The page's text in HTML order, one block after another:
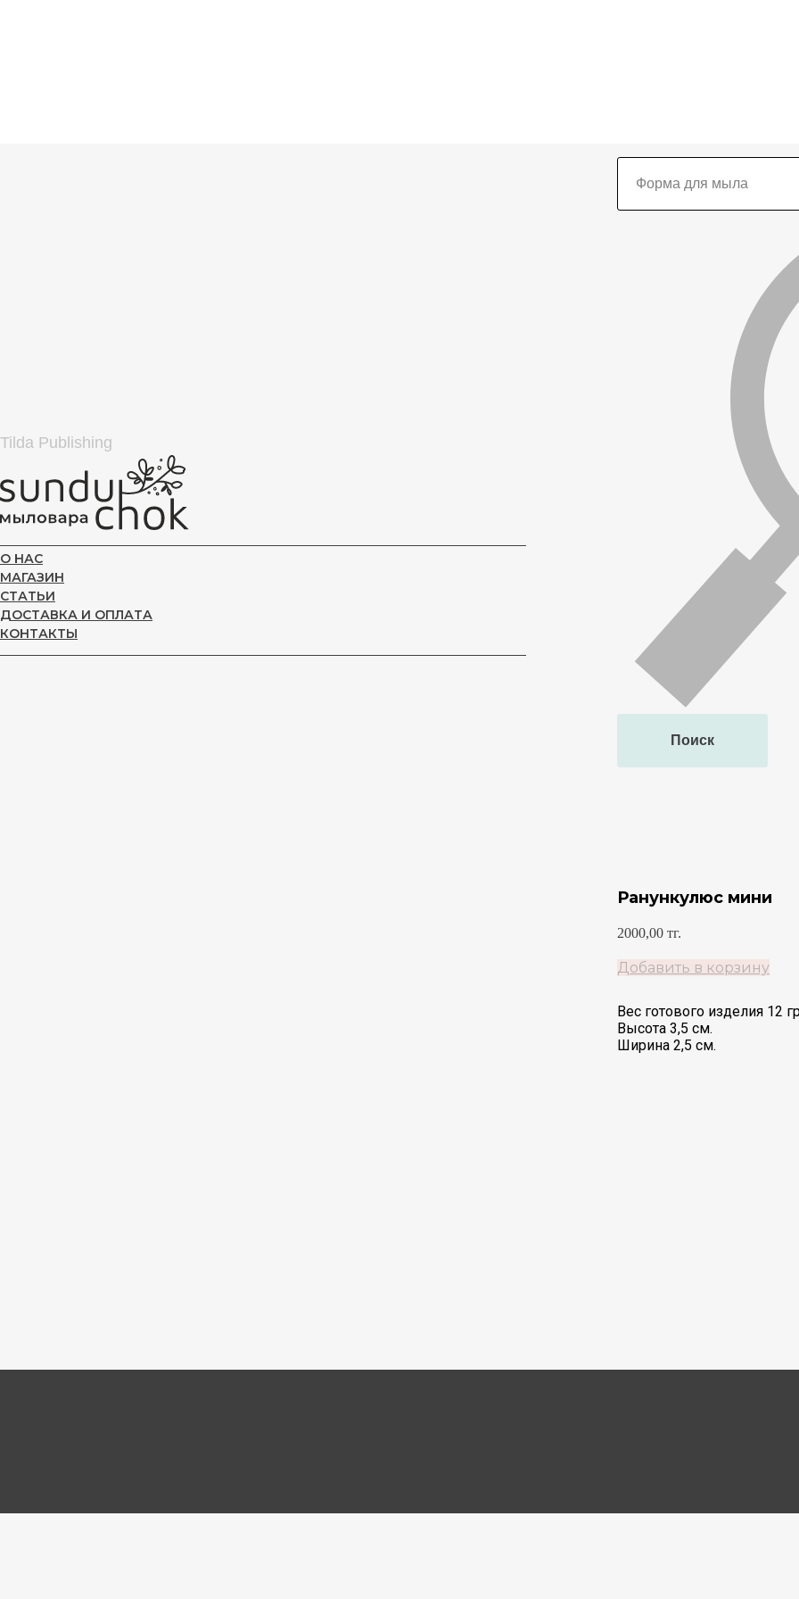
Tilda Publishing
О НАС
МАГАЗИН
СТАТЬИ
ДОСТАВКА И ОПЛАТА
КОНТАКТЫ
Поиск
Ранункулюс мини
2000,00 тг.
Добавить в корзину
Вес готового изделия 12
Высота 3,5 см.
Ширина 2,5 см.